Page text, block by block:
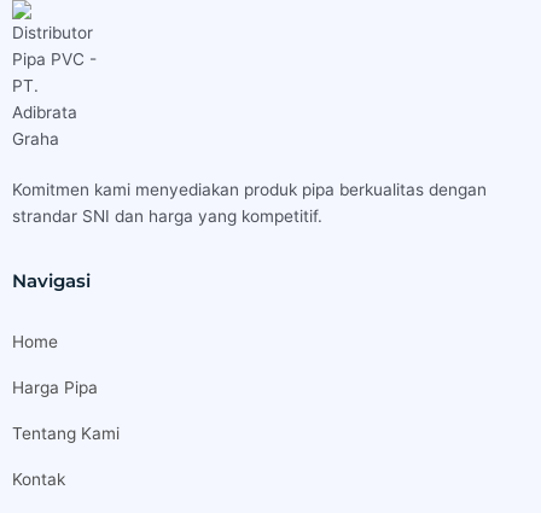
Komitmen kami menyediakan produk pipa berkualitas dengan
strandar SNI dan harga yang kompetitif.
Navigasi
Home
Harga Pipa
Tentang Kami
Kontak